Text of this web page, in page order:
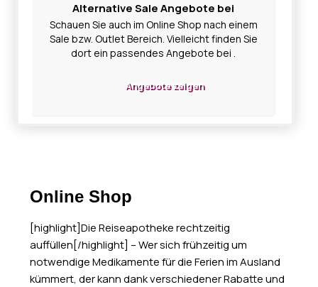
Alternative Sale Angebote bei
Schauen Sie auch im Online Shop nach einem
Sale bzw. Outlet Bereich. Vielleicht finden Sie
dort ein passendes Angebote bei .
Angebote zeigen
Online Shop
[highlight]Die Reiseapotheke rechtzeitig
auffüllen[/highlight] – Wer sich frühzeitig um
notwendige Medikamente für die Ferien im Ausland
kümmert, der kann dank verschiedener Rabatte und